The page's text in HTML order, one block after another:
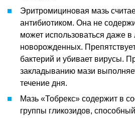
Эритромициновая мазь
антибиотиком. Она не
может использоваться даже в
новорожденных.
бактерий и убивает вирусы.
закладыванию мази
течение дня.
Мазь «Тобрекс» содержит в
группы гликозидов,